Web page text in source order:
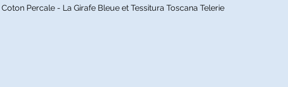
Snel overzicht
Coton Percale - La Girafe Bleue et Tessitura Toscana Telerie